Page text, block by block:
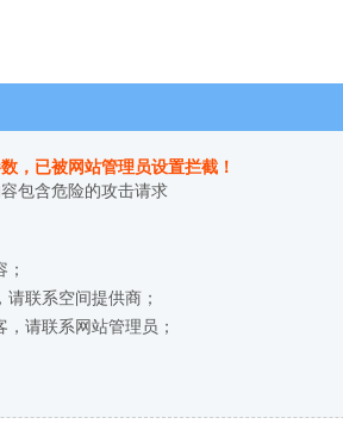
，已被网站管理员设置拦截！
包含危险的攻击请求
联系空间提供商；
请联系网站管理员；